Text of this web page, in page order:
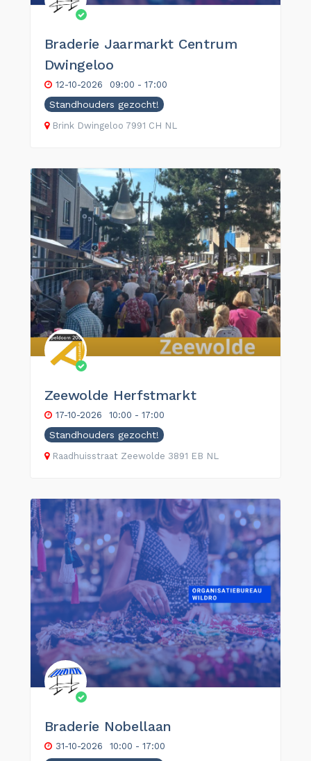
Braderie Jaarmarkt Centrum
Dwingeloo
12-10-2026 09:00 - 17:00
Standhouders gezocht!
Brink Dwingeloo 7991 CH NL
Zeewolde Herfstmarkt
17-10-2026 10:00 - 17:00
Standhouders gezocht!
Raadhuisstraat Zeewolde 3891 EB NL
Braderie Nobellaan
31-10-2026 10:00 - 17:00